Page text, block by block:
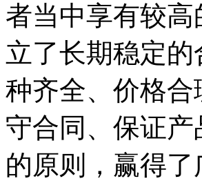
者当中享有较
立了长期稳定
种齐全、价格
守合同、保证
的原则，赢得